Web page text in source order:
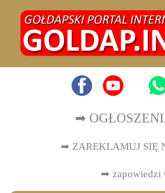
➡
➡ ZAREKLAMUJ SIĘ
➡ zapowiedzi